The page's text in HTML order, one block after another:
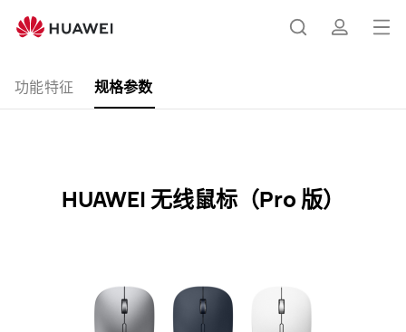
索
介
打
菜
功能特征 规格参数
HUAWEI 无线鼠标（Pro 版）